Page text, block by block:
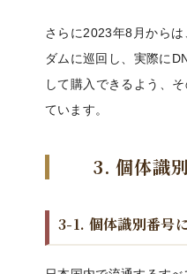
さらに2023年8月から
ダムに巡回し、実際に
して購入できるよう、
ています。
3. 個体識
3-1. 個体識別番号